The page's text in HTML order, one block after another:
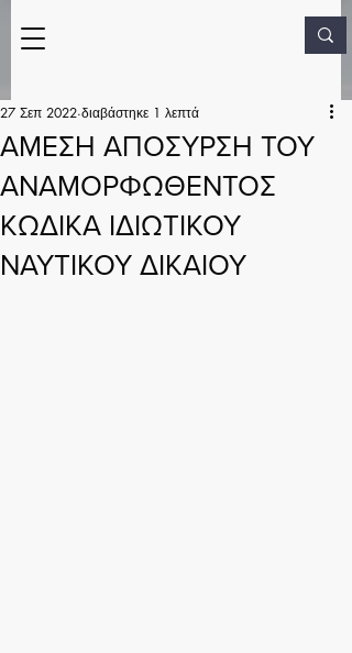
ΑΜΕΣΗ ΑΠΟΣΥΡΣΗ ΤΟΥ
ΑΝΑΜΟΡΦΩΘΕΝΤΟΣ
ΚΩΔΙΚΑ ΙΔΙΩΤΙΚΟΥ
ΝΑΥΤΙΚΟΥ ΔΙΚΑΙΟΥ
27 Σεπ 2022 διαβάστηκε 1 λεπτά